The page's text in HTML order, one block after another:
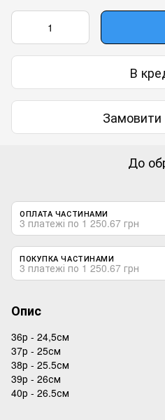
В
До
ОПЛАТА ЧАСТИНАМИ
3 платежі по 1 250.67 грн
ПОКУПКА ЧАСТИНАМИ
3 платежі по 1 250.67 грн
Опис
36р - 24,5см
37р - 25см
38р - 25.5см
39р - 26см
40р - 26.5см